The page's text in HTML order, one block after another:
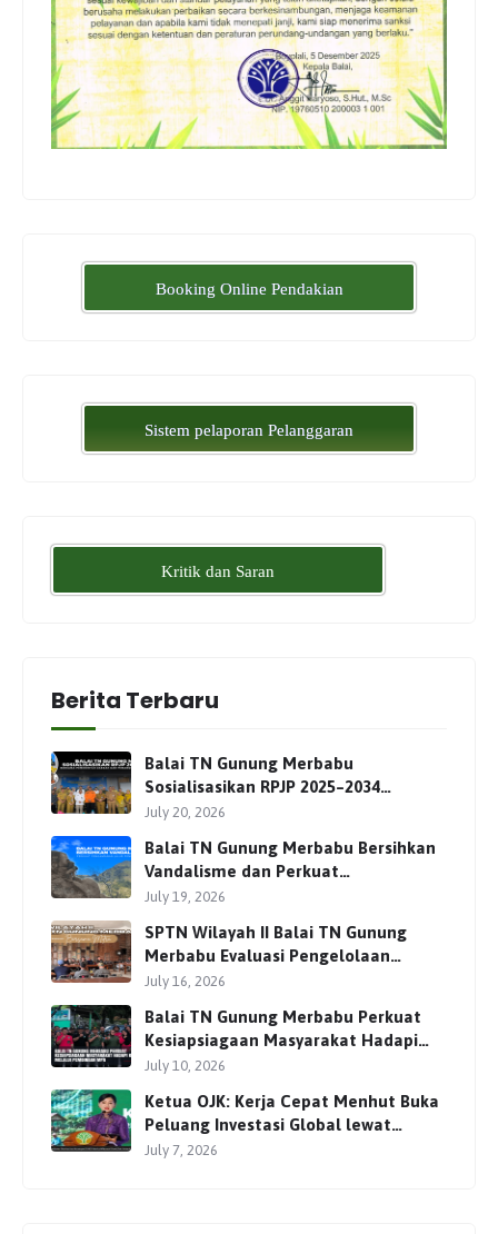
Booking Online Pendakian
Sistem pelaporan Pelanggaran
Kritik dan Saran
Berita Terbaru
Balai TN Gunung Merbabu
Sosialisasikan RPJP 2025–2034
Bersama Para Pemangku
July 20, 2026
Balai TN Gunung Merbabu Bersihkan
Vandalisme dan Perkuat
Pengamanan Jalur Pendakian
July 19, 2026
SPTN Wilayah II Balai TN Gunung
Merbabu Evaluasi Pengelolaan
Wisata Pendakian Bersama Mitra
July 16, 2026
Balai TN Gunung Merbabu Perkuat
Kesiapsiagaan Masyarakat Hadapi
Karhutla Melalui Pembinaan MPA
July 10, 2026
Ketua OJK: Kerja Cepat Menhut Buka
Peluang Investasi Global lewat
Perdagangan Karbon
July 7, 2026